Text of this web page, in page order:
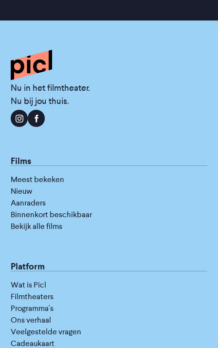
Nu in het filmtheater.
Nu bij jou thuis.
Films
Meest bekeken
Nieuw
Aanraders
Binnenkort beschikbaar
Bekijk alle films
Platform
Wat is Picl
Filmtheaters
Programma's
Ons verhaal
Veelgestelde vragen
Cadeaukaart